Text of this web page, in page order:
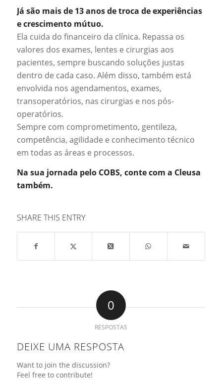
Já são mais de 13 anos de troca de experiências
e crescimento mútuo.
Ela cuida do financeiro da clínica. Repassa os
valores dos exames, lentes e cirurgias aos
pacientes, sempre buscando soluções justas
dentro de cada caso. Além disso, também está
envolvida nos agendamentos, exames,
transoperatórios, nas cirurgias e nos pós-
operatórios.
Sempre com comprometimento, gentileza,
competência, agilidade e conhecimento técnico
em todas as áreas e processos.
Na sua jornada pelo COBS, conte com a Cleusa
também.
SHARE THIS ENTRY
0
RESPOSTAS
DEIXE UMA RESPOSTA
Want to join the discussion?
Feel free to contribute!